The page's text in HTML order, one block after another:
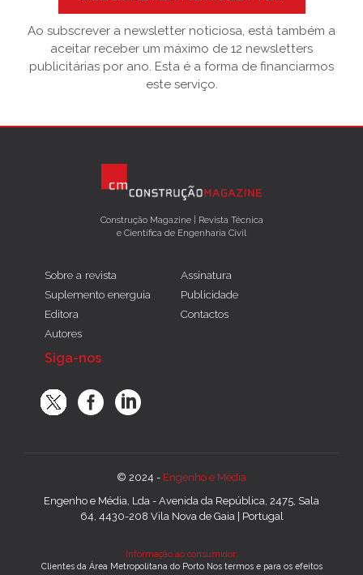
Ao subscrever a newsletter noticiosa, está também a
aceitar receber um máximo de 12 newsletters
publicitárias por ano. Esta é a forma de financiarmos
este serviço.
Construção Magazine | Revista Técnica
e Científica de Engenharia Civil
Sobre a revista
Suplemento energuia
Editora
Autores
Assinatura
Publicidade
Contactos
Siga-nos
© 2024 - Engenho e Média
Engenho e Média, Lda - Avenida da República, 2475, Sala
64, 4430-208 Vila Nova de Gaia | Portugal
Informação ao consumidor:
Clientes da Área Metropolitana do Porto Nos termos e para os efeitos